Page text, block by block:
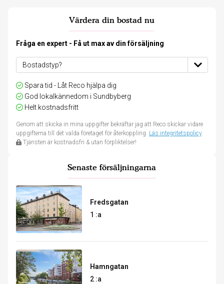
Värdera din bostad nu
Fråga en expert - Få ut max av din försäljning
Spara tid - Låt Reco hjälpa dig
God lokalkännedom i Sundbyberg
Helt kostnadsfritt
Genom att skicka in mina uppgifter bekräftar jag att Reco skickar vidare
uppgifterna till det valda företaget för återkoppling. Läs integritetspolicy.
Tjänsten är kostnadsfri & utan förpliktelser!
Senaste försäljningarna
Fredsgatan
1 :a
Hamngatan
2 :a